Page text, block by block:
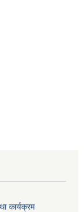
कार्यक्रम